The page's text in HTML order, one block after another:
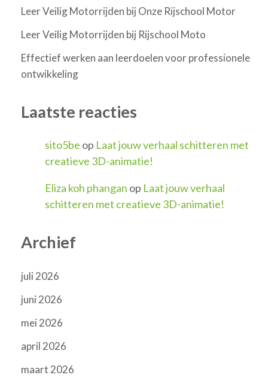
Leer Veilig Motorrijden bij Onze Rijschool Motor
Leer Veilig Motorrijden bij Rijschool Moto
Effectief werken aan leerdoelen voor professionele
ontwikkeling
Laatste reacties
sito5be op Laat jouw verhaal schitteren met
creatieve 3D-animatie!
Eliza koh phangan op Laat jouw verhaal
schitteren met creatieve 3D-animatie!
Archief
juli 2026
juni 2026
mei 2026
april 2026
maart 2026